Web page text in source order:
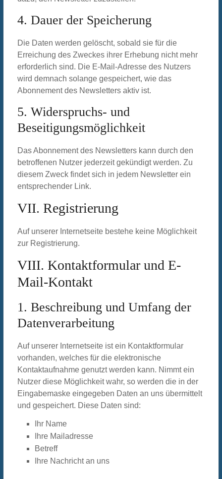
4. Dauer der Speicherung
Die Daten werden gelöscht, sobald sie für die
Erreichung des Zweckes ihrer Erhebung nicht mehr
erforderlich sind. Die E-Mail-Adresse des Nutzers
wird demnach solange gespeichert, wie das
Abonnement des Newsletters aktiv ist.
5. Widerspruchs- und
Beseitigungsmöglichkeit
Das Abonnement des Newsletters kann durch den
betroffenen Nutzer jederzeit gekündigt werden. Zu
diesem Zweck findet sich in jedem Newsletter ein
entsprechender Link.
VII. Registrierung
Auf unserer Internetseite bestehe keine Möglichkeit
zur Registrierung.
VIII. Kontaktformular und E-
Mail-Kontakt
1. Beschreibung und Umfang der
Datenverarbeitung
Auf unserer Internetseite ist ein Kontaktformular
vorhanden, welches für die elektronische
Kontaktaufnahme genutzt werden kann. Nimmt ein
Nutzer diese Möglichkeit wahr, so werden die in der
Eingabemaske eingegeben Daten an uns übermittelt
und gespeichert. Diese Daten sind:
Ihr Name
Ihre Mailadresse
Betreff
Ihre Nachricht an uns